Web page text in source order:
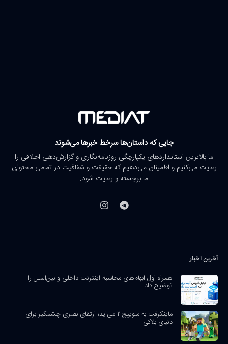
جایی که داستان‌ها سرخط خبرها می‌شوند
ما بالاترین استانداردهای یکپارچگی روزنامه‌نگاری و گزارش‌دهی اخلاقی را
رعایت می‌کنیم و اطمینان می‌دهیم که حقیقت و شفافیت در تمامی محتوای
ما برجسته و رعایت شود.
آخرین اخبار
همراه اول ابهام‌های محاسبه اینترنت داخلی و بین‌الملل را
توضیح داد
ماینکرفت به سوییچ ۲ می‌آید؛ ارتقای بصری چشمگیر برای
دنیای بلاکی